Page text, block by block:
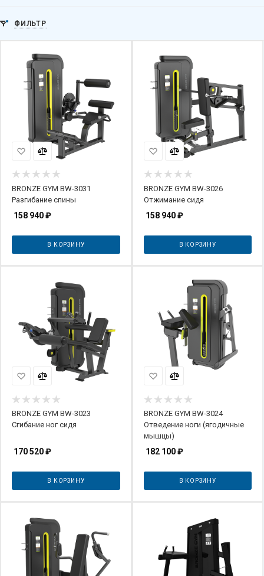
ФИЛЬТР
BRONZE GYM BW-3031
Разгибание спины
158 940₽
В КОРЗИНУ
BRONZE GYM BW-3026
Отжимание сидя
158 940₽
В КОРЗИНУ
BRONZE GYM BW-3023
Сгибание ног сидя
170 520₽
В КОРЗИНУ
BRONZE GYM BW-3024
Отведение ноги (ягодичные
мышцы)
182 100₽
В КОРЗИНУ